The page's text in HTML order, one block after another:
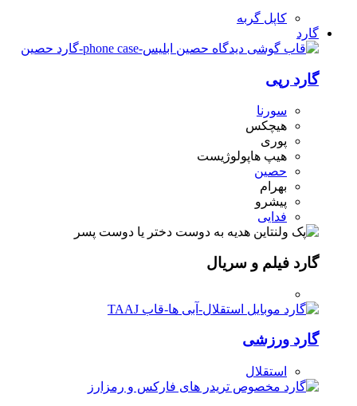
کاپل گربه
گارد
گارد رپی
سورنا
هیچکس
پوری
هیپ هاپولوژیست
حصین
بهرام
پیشرو
فدایی
گارد فیلم و سریال
گارد ورزشی
استقلال